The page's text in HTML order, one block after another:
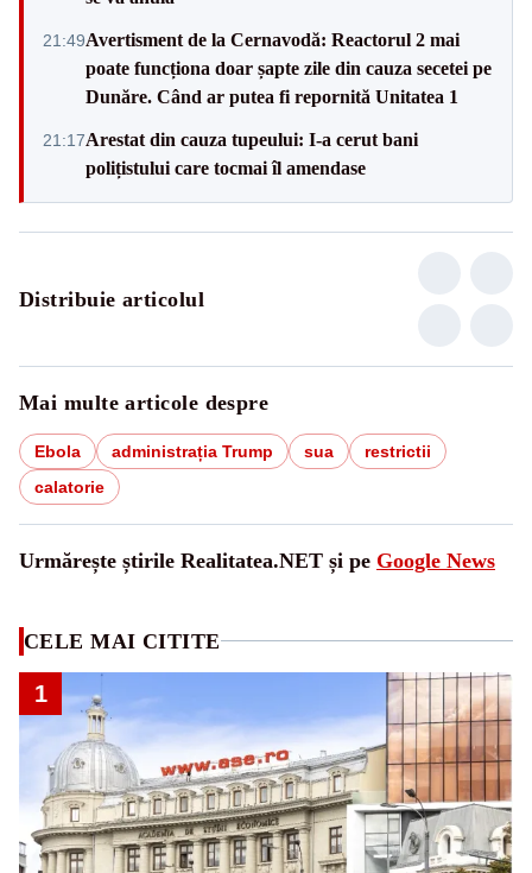
21:49Avertisment de la Cernavodă: Reactorul 2 mai
poate funcționa doar șapte zile din cauza secetei pe
Dunăre. Când ar putea fi repornită Unitatea 1
21:17Arestat din cauza tupeului: I-a cerut bani
polițistului care tocmai îl amendase
Distribuie articolul
Mai multe articole despre
Ebola administrația Trump sua
restrictii
calatorie
Urmărește știrile Realitatea.NET și pe Google News
CELE MAI CITITE
1